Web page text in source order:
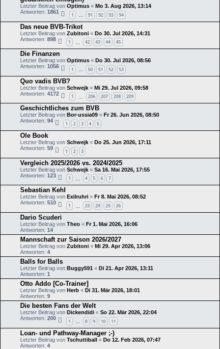
Letzter Beitrag von Optimus « Mo 3. Aug 2026, 13:14
Antworten: 1861 1 … 91 92 93 94
Das neue BVB-Trikot
Letzter Beitrag von Zubitoni « Do 30. Jul 2026, 14:31
Antworten: 898 1 42 43 44 45
Die Finanzen
Letzter Beitrag von Optimus « Do 30. Jul 2026, 08:56
Antworten: 1056 1 … 50 51 52 53
Quo vadis BVB?
Letzter Beitrag von Schwejk « Mi 29. Jul 2026, 09:58
Antworten: 4172 1 206 207 208 209
Geschichtliches zum BVB
Letzter Beitrag von Bor-ussia09 « Fr 26. Jun 2026, 08:50
Antworten: 94 1 2 3 4 5
Ole Book
Letzter Beitrag von Schwejk « Do 25. Jun 2026, 17:11
Antworten: 59 1 2 3
Vergleich 2025/2026 vs. 2024/2025
Letzter Beitrag von Schwejk « Sa 16. Mai 2026, 17:55
Antworten: 123 1 4 5 6 7
Sebastian Kehl
Letzter Beitrag von Exilruhri « Fr 8. Mai 2026, 08:52
Antworten: 510 1 23 24 25 26
Dario Scuderi
Letzter Beitrag von Theo « Fr 1. Mai 2026, 16:06
Antworten: 14
Mannschaft zur Saison 2026/2027
Letzter Beitrag von Zubitoni « Mi 29. Apr 2026, 13:06
Antworten: 4
Balls for Balls
Letzter Beitrag von Buggy591 « Di 21. Apr 2026, 13:11
Antworten: 1
Otto Addo [Co-Trainer]
Letzter Beitrag von Herb « Di 31. Mär 2026, 18:01
Antworten: 9
Die besten Fans der Welt
Letzter Beitrag von Dickendidi « So 22. Mär 2026, 22:04
Antworten: 200 1 … 8 9 10 11
Loan- und Pathway-Manager ;-)
Letzter Beitrag von Tschuttiball « Do 12. Feb 2026, 07:47
Antworten: 4